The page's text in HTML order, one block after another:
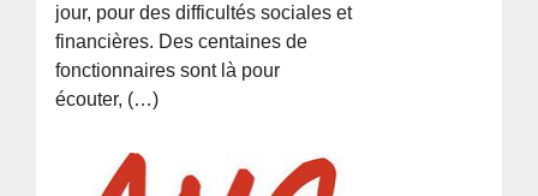
jour, pour des difficultés sociales et
financières. Des centaines de
fonctionnaires sont là pour
écouter, (…)